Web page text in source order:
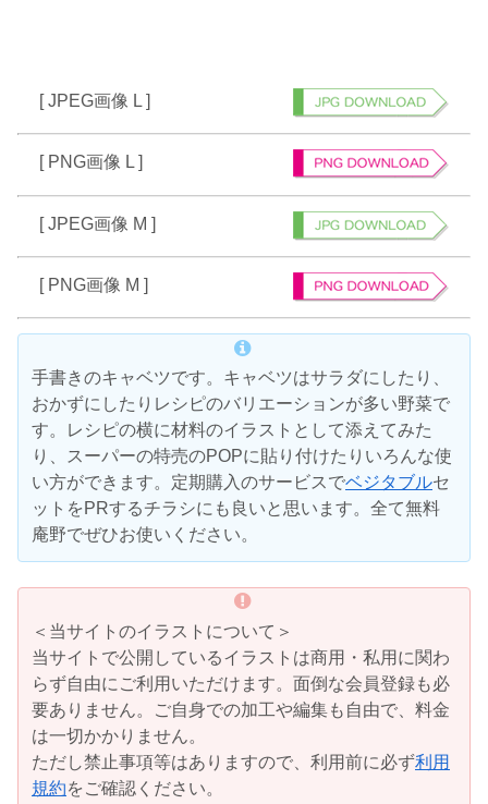
[ JPEG画像 L ]
[ PNG画像 L ]
[ JPEG画像 M ]
[ PNG画像 M ]
手書きのキャベツです。キャベツはサラダにしたり、
おかずにしたりレシピのバリエーションが多い野菜で
す。レシピの横に材料のイラストとして添えてみた
り、スーパーの特売のPOPに貼り付けたりいろんな使
い方ができます。定期購入のサービスでベジタブルセ
ットをPRするチラシにも良いと思います。全て無料
庵野でぜひお使いください。
＜当サイトのイラストについて＞
当サイトで公開しているイラストは商用・私用に関わ
らず自由にご利用いただけます。面倒な会員登録も必
要ありません。ご自身での加工や編集も自由で、料金
は一切かかりません。
ただし禁止事項等はありますので、利用前に必ず利用
規約をご確認ください。